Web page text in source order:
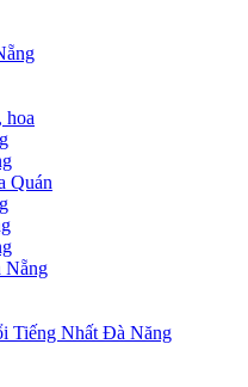
hoa
Quán
Nẵng
Tiếng Nhất Đà Năng